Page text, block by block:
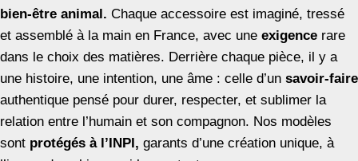
bien-être animal. Chaque accessoire est imaginé, tressé
et assemblé à la main en France, avec une exigence rare
dans le choix des matières. Derrière chaque pièce, il y a
une histoire, une intention, une âme : celle d’un savoir-faire
authentique pensé pour durer, respecter, et sublimer la
relation entre l’humain et son compagnon. Nos modèles
sont protégés à l’INPI, garants d’une création unique, à